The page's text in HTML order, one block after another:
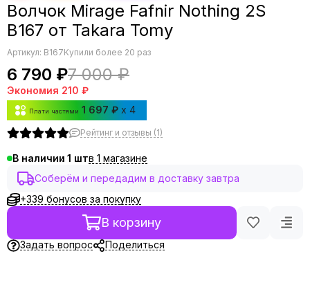
Волчок Mirage Fafnir Nothing 2S
B167 от Takara Tomy
Артикул: B167Купили более 20 раз
6 790 ₽7 000 ₽
Экономия 210 ₽
Плати частями 1 697 ₽ x 4
Рейтинг и отзывы (1)
В наличии 1
в 1 магазине
Соберём и передадим в доставку завтра
+339 бонусов за покупку
В корзину
Задать вопрос Поделиться